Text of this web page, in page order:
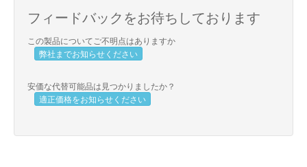
フィードバックをお待ちしております
この製品についてご不明点はありますか
弊社までお知らせください
安価な代替可能品は見つかりましたか？
適正価格をお知らせください